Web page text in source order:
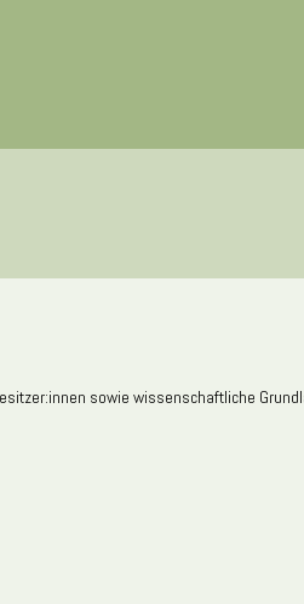
sowie wissenschaftliche